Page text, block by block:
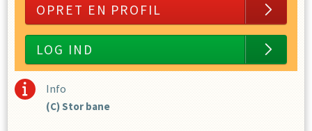
OPRET EN PROFIL
LOG IND
Info
(C) Stor bane